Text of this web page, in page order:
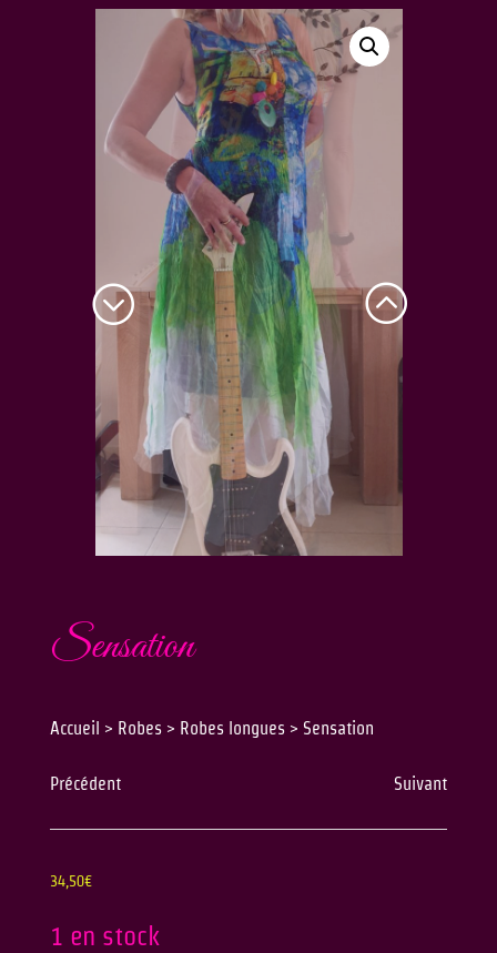
Sensation
Accueil > Robes> Robes longues> Sensation
Précédent Suivant
34,50€
1 en stock